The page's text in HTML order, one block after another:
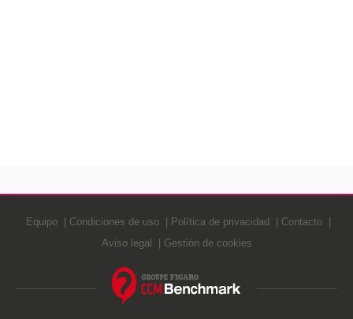
Equipo Condiciones de uso Política de privacidad
Contacto
Aviso legal
Gestión de cookies